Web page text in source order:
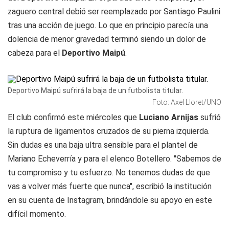
zaguero central debió ser reemplazado por Santiago Paulini
tras una acción de juego. Lo que en principio parecía una
dolencia de menor gravedad terminó siendo un dolor de
cabeza para el Deportivo Maipú.
Deportivo Maipú sufrirá la baja de un futbolista titular.
Foto: Axel Lloret/UNO
El club confirmó este miércoles que Luciano Arnijas sufrió
la ruptura de ligamentos cruzados de su pierna izquierda.
Sin dudas es una baja ultra sensible para el plantel de
Mariano Echeverría y para el elenco Botellero. "Sabemos de
tu compromiso y tu esfuerzo. No tenemos dudas de que
vas a volver más fuerte que nunca", escribió la institución
en su cuenta de Instagram, brindándole su apoyo en este
difícil momento.